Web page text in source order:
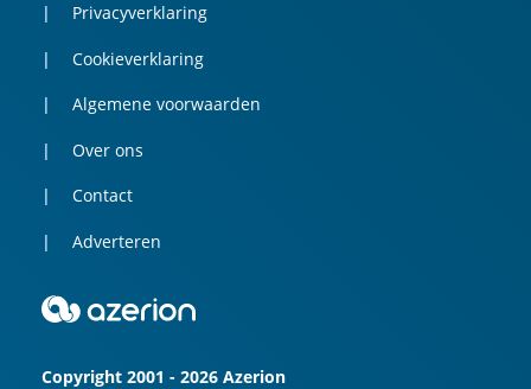
Privacyverklaring
Cookieverklaring
Algemene voorwaarden
Over ons
Contact
Adverteren
Copyright 2001 - 2026 Azerion